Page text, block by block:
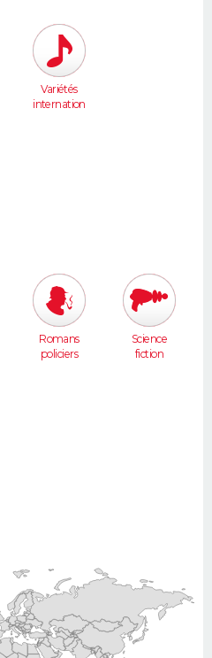
Variétés
internation
Romans
policiers
Science
fiction